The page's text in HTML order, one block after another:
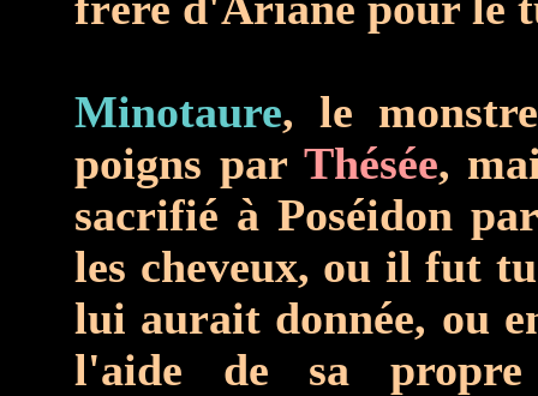
Minotaure, le
poigns par Thésée,
sacrifié à Poséidon
les cheveux, ou il fut
lui aurait donnée, ou
l'aide de sa propre